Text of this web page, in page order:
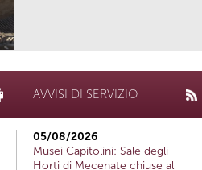
AVVISI DI SERVIZIO
05/08/2026
Musei Capitolini: Sale degli
Horti di Mecenate chiuse al